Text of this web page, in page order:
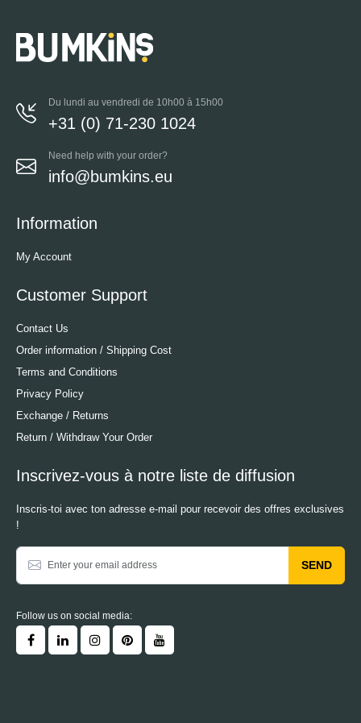
Du lundi au vendredi de 10h00 à 15h00
+31 (0) 71-230 1024
Need help with your order?
info@bumkins.eu
Information
My Account
Customer Support
Contact Us
Order information / Shipping Cost
Terms and Conditions
Privacy Policy
Exchange / Returns
Return / Withdraw Your Order
Inscrivez-vous à notre liste de diffusion
Inscris-toi avec ton adresse e-mail pour recevoir des offres exclusives
!
SEND
Follow us on social media: